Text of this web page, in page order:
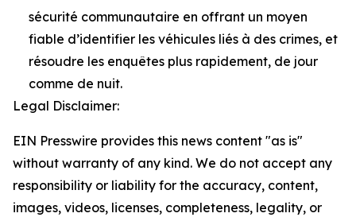
sécurité communautaire en offrant un moyen
fiable d’identifier les véhicules liés à des crimes, et
résoudre les enquêtes plus rapidement, de jour
comme de nuit.
Legal Disclaimer:
EIN Presswire provides this news content "as is"
without warranty of any kind. We do not accept any
responsibility or liability for the accuracy, content,
images, videos, licenses, completeness, legality, or